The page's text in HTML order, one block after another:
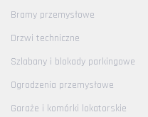
Bramy przemysłowe
Drzwi techniczne
Szlabany i blokady parkingowe
Ogrodzenia przemysłowe
Garaże i komórki lokatorskie